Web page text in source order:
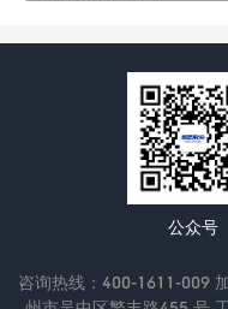
公众号
咨询热线：400-1611-009